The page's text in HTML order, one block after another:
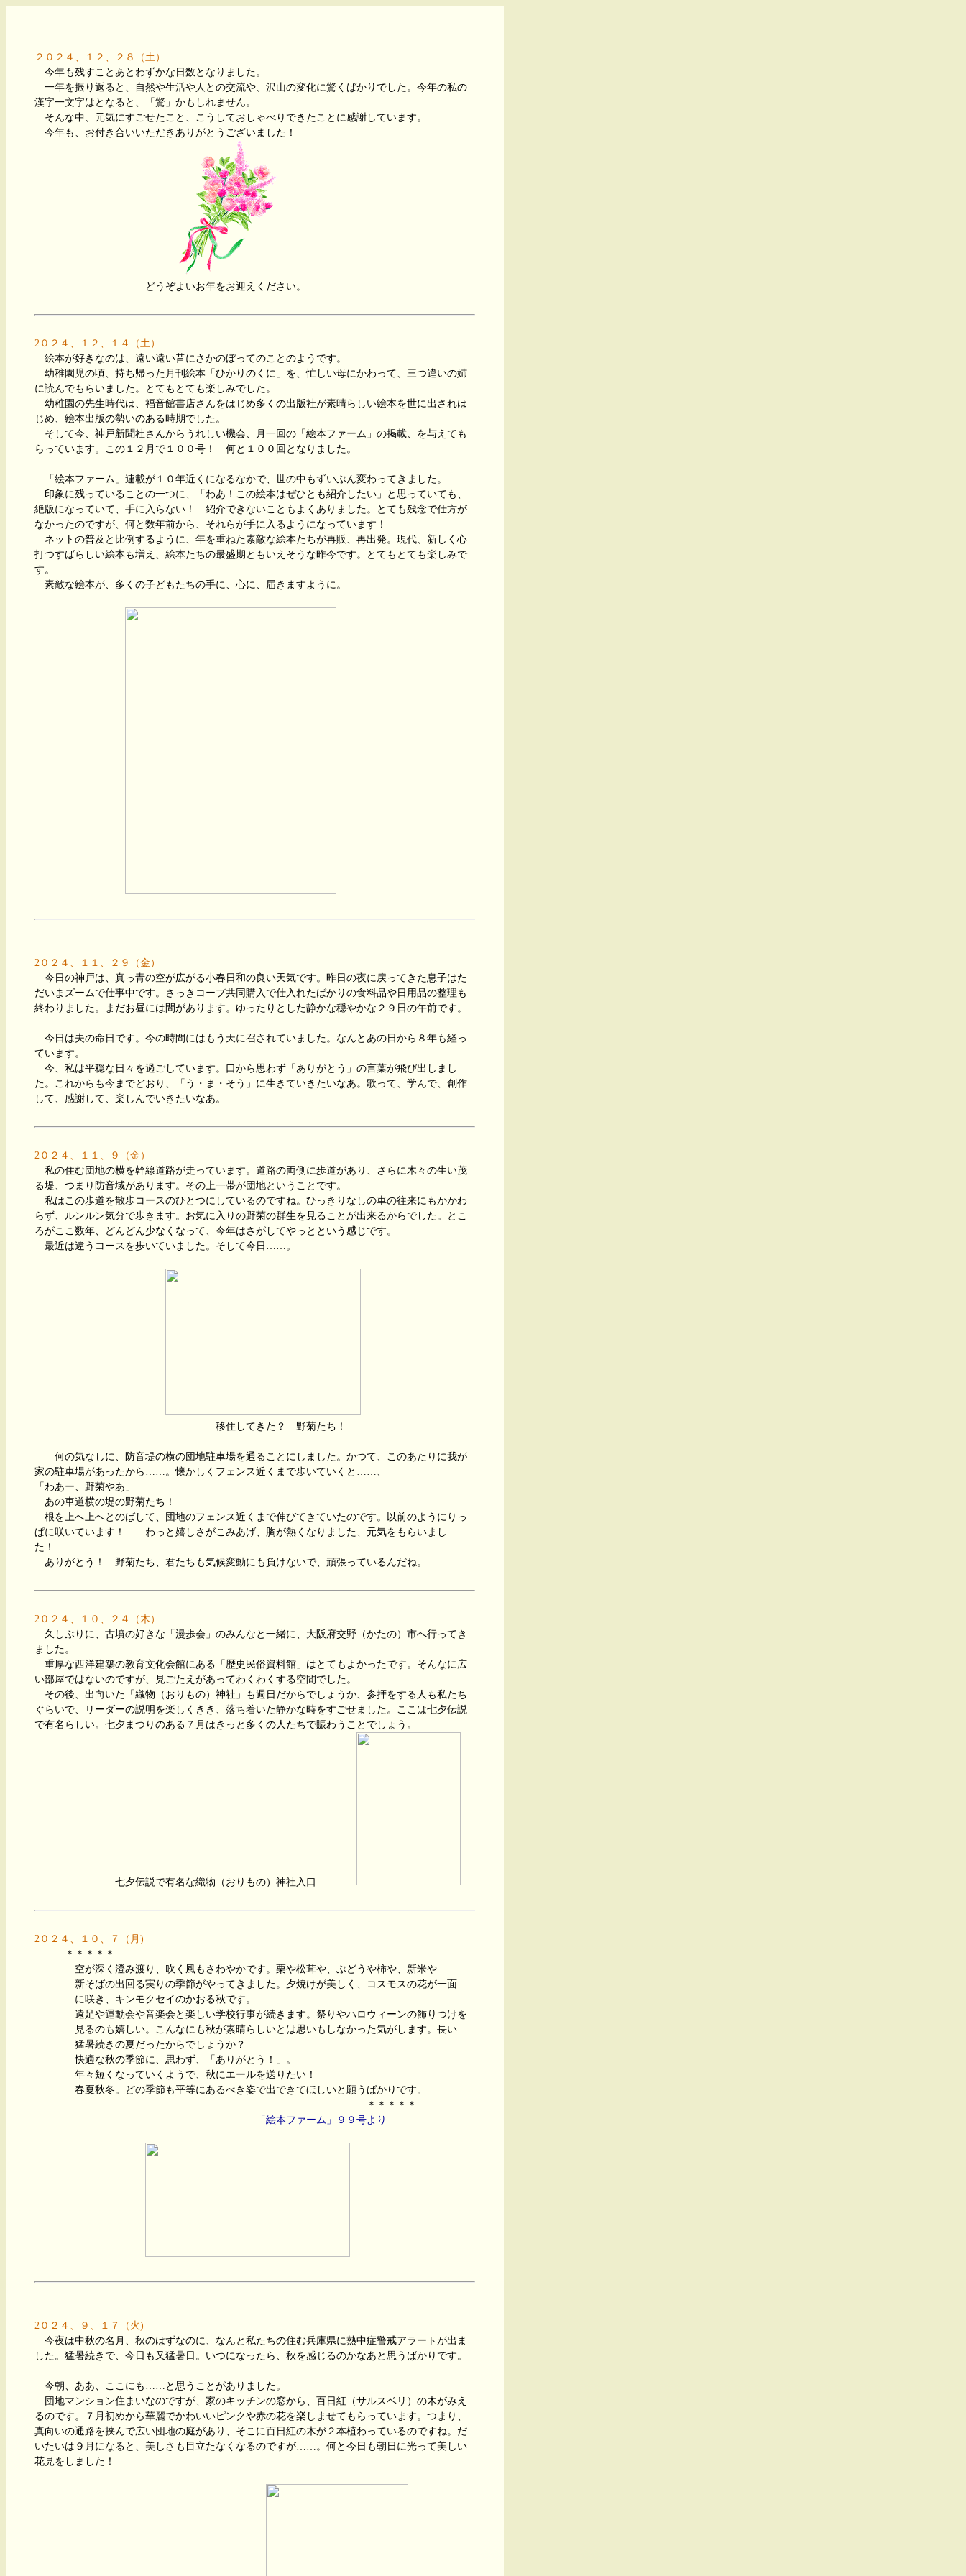
２０２４、１２、２８（土）
今年も残すことあとわずかな日数となりました。
一年を振り返ると、自然や生活や人との交流や、沢山の変化に驚くばかりでした。今年の私の
漢字一文字はとなると、「驚」かもしれません。
そんな中、元気にすごせたこと、こうしておしゃべりできたことに感謝しています。
今年も、お付き合いいただきありがとうございました！
どうぞよいお年をお迎えください。
2０２４、１２、１４（土）
絵本が好きなのは、遠い遠い昔にさかのぼってのことのようです。
幼稚園児の頃、持ち帰った月刊絵本「ひかりのくに」を、忙しい母にかわって、三つ違いの姉
に読んでもらいました。とてもとても楽しみでした。
幼稚園の先生時代は、福音館書店さんをはじめ多くの出版社が素晴らしい絵本を世に出されは
じめ、絵本出版の勢いのある時期でした。
そして今、神戸新聞社さんからうれしい機会、月一回の「絵本ファーム」の掲載、を与えても
らっています。この１２月で１００号！ 何と１００回となりました。
「絵本ファーム」連載が１０年近くになるなかで、世の中もずいぶん変わってきました。
印象に残っていることの一つに、「わあ！この絵本はぜひとも紹介したい」と思っていても、
絶版になっていて、手に入らない！ 紹介できないこともよくありました。とても残念で仕方が
なかったのですが、何と数年前から、それらが手に入るようになっています！
ネットの普及と比例するように、年を重ねた素敵な絵本たちが再販、再出発。現代、新しく心
打つすばらしい絵本も増え、絵本たちの最盛期ともいえそうな昨今です。とてもとても楽しみで
す。
素敵な絵本が、多くの子どもたちの手に、心に、届きますように。
2０２４、１１、２９（金）
今日の神戸は、真っ青の空が広がる小春日和の良い天気です。昨日の夜に戻ってきた息子はた
だいまズームで仕事中です。さっきコープ共同購入で仕入れたばかりの食料品や日用品の整理も
終わりました。まだお昼には間があります。ゆったりとした静かな穏やかな２９日の午前です。
今日は夫の命日です。今の時間にはもう天に召されていました。なんとあの日から８年も経っ
ています。
今、私は平穏な日々を過ごしています。口から思わず「ありがとう」の言葉が飛び出しまし
た。これからも今までどおり、「う・ま・そう」に生きていきたいなあ。歌って、学んで、創作
して、感謝して、楽しんでいきたいなあ。
2０２４、１１、９（金）
私の住む団地の横を幹線道路が走っています。道路の両側に歩道があり、さらに木々の生い茂
る堤、つまり防音域があります。その上一帯が団地ということです。
私はこの歩道を散歩コースのひとつにしているのですね。ひっきりなしの車の往来にもかかわ
らず、ルンルン気分で歩きます。お気に入りの野菊の群生を見ることが出来るからでした。とこ
ろがここ数年、どんどん少なくなって、今年はさがしてやっとという感じです。
最近は違うコースを歩いていました。そして今日……。
移住してきた？ 野菊たち！
何の気なしに、防音堤の横の団地駐車場を通ることにしました。かつて、このあたりに我が
家の駐車場があったから……。懐かしくフェンス近くまで歩いていくと……、
「わあー、野菊やあ」
あの車道横の堤の野菊たち！
根を上へ上へとのばして、団地のフェンス近くまで伸びてきていたのです。以前のようにりっ
ぱに咲いています！ わっと嬉しさがこみあげ、胸が熱くなりました、元気をもらいまし
た！
―ありがとう！ 野菊たち、君たちも気候変動にも負けないで、頑張っているんだね。
2０２４、１０、２４（木）
久しぶりに、古墳の好きな「漫歩会」のみんなと一緒に、大阪府交野（かたの）市へ行ってき
ました。
重厚な西洋建築の教育文化会館にある「歴史民俗資料館」はとてもよかったです。そんなに広
い部屋ではないのですが、見ごたえがあってわくわくする空間でした。
その後、出向いた「織物（おりもの）神社」も週日だからでしょうか、参拝をする人も私たち
ぐらいで、リーダーの説明を楽しくきき、落ち着いた静かな時をすごせました。ここは七夕伝説
で有名らしい。七夕まつりのある７月はきっと多くの人たちで賑わうことでしょう。
七夕伝説で有名な織物（おりもの）神社入口
2０２４、１０、７（月)
＊＊＊＊＊
空が深く澄み渡り、吹く風もさわやかです。栗や松茸や、ぶどうや柿や、新米や
新そばの出回る実りの季節がやってきました。夕焼けが美しく、コスモスの花が一面
に咲き、キンモクセイのかおる秋です。
遠足や運動会や音楽会と楽しい学校行事が続きます。祭りやハロウィーンの飾りつけを
見るのも嬉しい。 こんなにも秋が素晴らしいとは思いもしなかった気がします。長い
猛暑続きの夏だったからでしょうか？
快適な秋の季節に、思わず、「ありがとう！」。
年々短くなっていくようで、秋にエールを送りたい！
春夏秋冬。どの季節も平等にあるべき姿で出できてほしいと願うばかりです。
＊＊＊＊＊
「 絵本ファーム」９９号より
2０２４、９、１７（火)
今夜は中秋の名月、秋のはずなのに、なんと私たちの住む兵庫県に熱中症警戒アラートが出ま
した。猛暑続きで、今日も又猛暑日。いつになったら、秋を感じるのかなあと思うばかりです。
今朝、ああ、ここにも……と思うことがありました。
団地マンション住まいなのですが、家のキッチンの窓から、百日紅（サルスベリ）の木がみえ
るのです。７月初めから華麗でかわいいピンクや赤の花を楽しませてもらっています。つまり、
真向いの通路を挟んで広い団地の庭があり、そこに百日紅の木が２本植わっているのですね。だ
いたいは９月になると、美しさも目立たなくなるのですが……。何と今日も朝日に光って美しい
花見をしました！